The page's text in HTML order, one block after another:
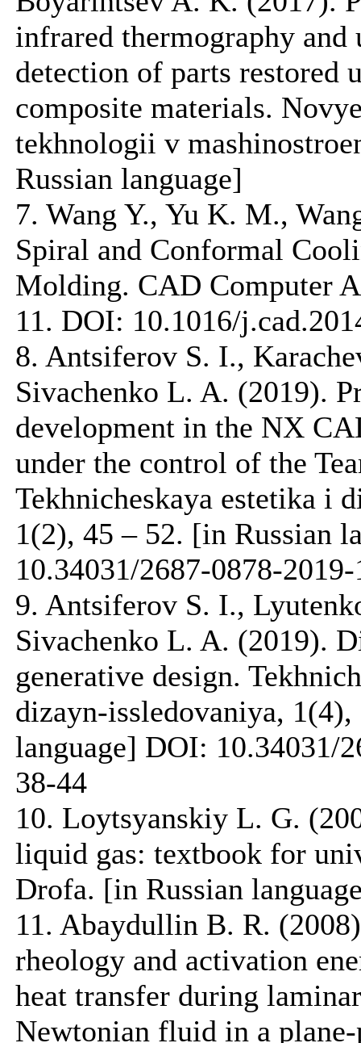
infrared thermography
detection of parts restored
composite materials.
tekhnologii v
Russian language]
7. Wang Y., Yu K. M.,
Spiral and Conformal
Molding. CAD Computer
11. DOI: 10.1016/
8. Antsiferov S. I.,
Sivachenko L. A. (2019).
development in the NX
under the control of the
Tekhnicheskaya estetika i
1(2), 45 – 52. [in Russian
10.34031/2687-0878-
9. Antsiferov S. I.,
Sivachenko L. A. (2019).
generative design.
dizayn-issledovaniya,
language] DOI: 10.34031/
38-44
10. Loytsyanskiy L. G.
liquid gas: textbook for
Drofa. [in Russian
11. Abaydullin B. R.
rheology and activation
heat transfer during
Newtonian fluid in a